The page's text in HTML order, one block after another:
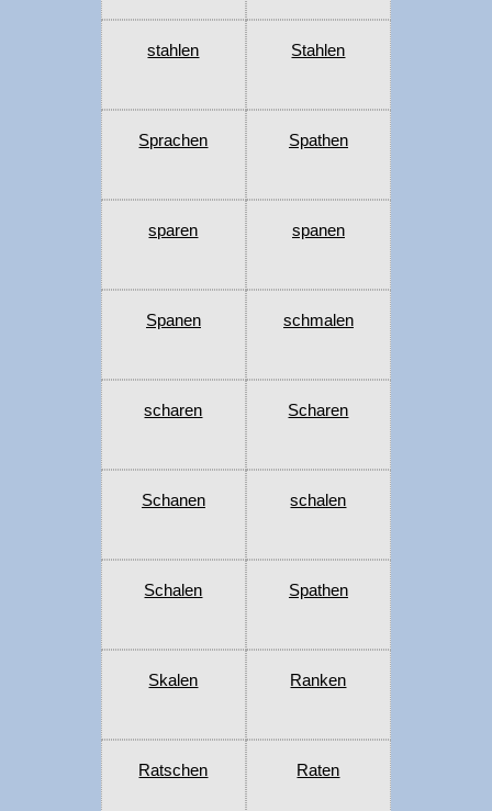
stahlen Stahlen
Sprachen Spathen
sparen spanen
Spanen schmalen
scharen Scharen
Schanen schalen
Schalen Spathen
Skalen Ranken
Ratschen Raten